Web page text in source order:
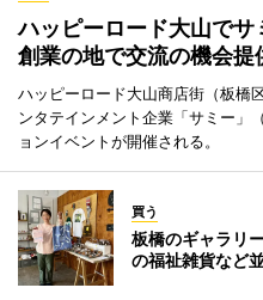
ハッピーロード大山で
創業の地で交流の機会提
ハッピーロード大山商店街（板橋
ンタテインメント企業「サミー」
ョンイベントが開催される。
買う
板橋のギャラリ
の福祉雑貨など